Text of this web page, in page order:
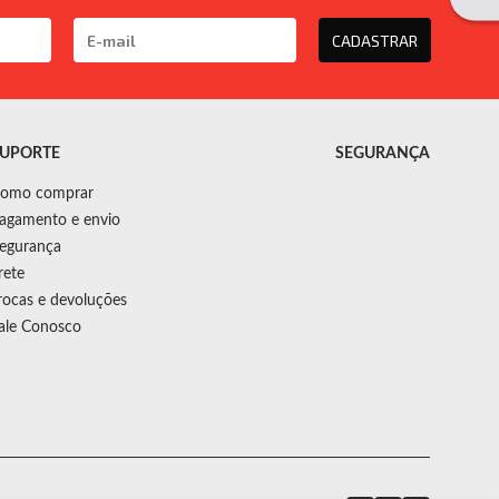
CADASTRAR
comprar
e envio
e devoluções
Conosco
SEGURANÇA